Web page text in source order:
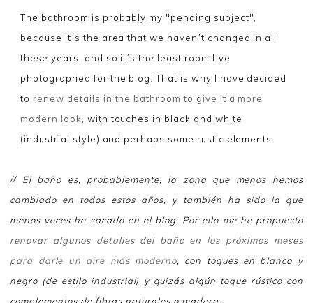
The bathroom is probably my "pending subject",
because it´s the area that we haven´t changed in all
these years, and so it´s the least room I´ve
photographed for the blog. That is why I have decided
torenew details in the bathroom to give it a more
modern look
, with touches in black and white
(industrial style) and perhaps some rustic elements.
// El baño es, probablemente, la zona que menos hemos
cambiado en todos estos años, y también ha sido la que
menos veces he sacado en el blog. Por ello me he propuesto
renovar algunos detalles del baño en los próximos meses
para darle un aire más moderno, con toques en blanco y
negro (de estilo industrial) y quizás algún toque rústico con